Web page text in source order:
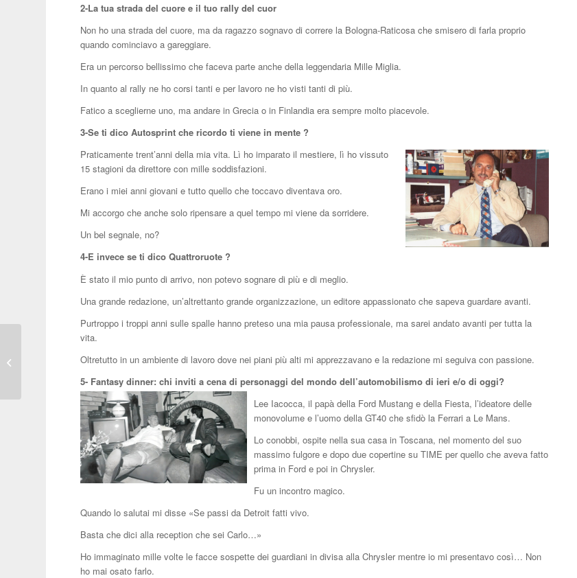
2-La tua strada del cuore e il tuo rally del cuor
Non ho una strada del cuore, ma da ragazzo sognavo di correre la Bologna-Raticosa che smisero di farla proprio
quando cominciavo a gareggiare.
Era un percorso bellissimo che faceva parte anche della leggendaria Mille Miglia.
In quanto al rally ne ho corsi tanti e per lavoro ne ho visti tanti di più.
Fatico a sceglierne uno, ma andare in Grecia o in Finlandia era sempre molto piacevole.
3-Se ti dico Autosprint che ricordo ti viene in mente ?
Praticamente trent’anni della mia vita. Lì ho imparato il mestiere, lì ho vissuto
15 stagioni da direttore con mille soddisfazioni.
Erano i miei anni giovani e tutto quello che toccavo diventava oro.
Mi accorgo che anche solo ripensare a quel tempo mi viene da sorridere.
Un bel segnale, no?
4-E invece se ti dico Quattroruote ?
È stato il mio punto di arrivo, non potevo sognare di più e di meglio.
Una grande redazione, un’altrettanto grande organizzazione, un editore appassionato che sapeva guardare avanti.
Purtroppo i troppi anni sulle spalle hanno preteso una mia pausa professionale, ma sarei andato avanti per tutta la
vita.
Oltretutto in un ambiente di lavoro dove nei piani più alti mi apprezzavano e la redazione mi seguiva con passione.
5- Fantasy dinner: chi inviti a cena di personaggi del mondo dell’automobilismo di ieri e/o di oggi?
Lee Iacocca, il papà della Ford Mustang e della Fiesta, l’ideatore delle
monovolume e l’uomo della GT40 che sfidò la Ferrari a Le Mans.
Lo conobbi, ospite nella sua casa in Toscana, nel momento del suo
massimo fulgore e dopo due copertine su TIME per quello che aveva fatto
prima in Ford e poi in Chrysler.
Fu un incontro magico.
Quando lo salutai mi disse «Se passi da Detroit fatti vivo.
Basta che dici alla reception che sei Carlo…»
Ho immaginato mille volte le facce sospette dei guardiani in divisa alla Chrysler mentre io mi presentavo così… Non
ho mai osato farlo.
CONTRO STILE 58 – Ferrari EV “Ive